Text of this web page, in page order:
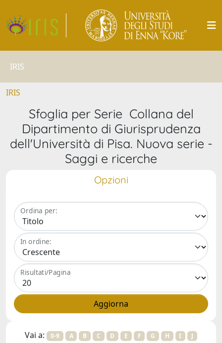
IRIS
IRIS
Sfoglia per Serie Collana del
Dipartimento di Giurisprudenza
dell'Università di Pisa. Nuova serie -
Saggi e ricerche
Opzioni
Ordina per:
In ordine:
Risultati/Pagina
Vai a: 0-9 A B C D E F G H I
J